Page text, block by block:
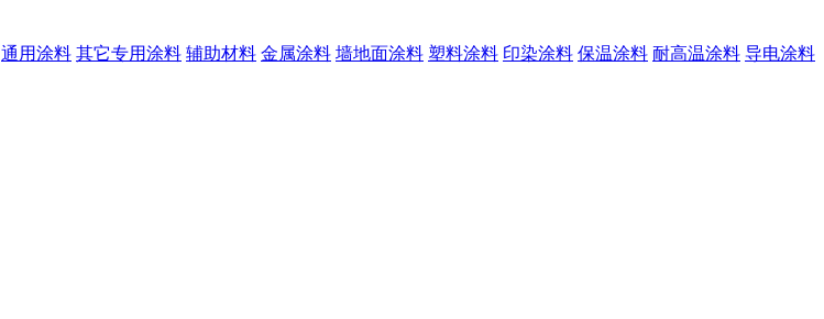
通用涂料 其它专用涂料 辅助材料 金属涂料 墙地面涂料 塑料涂料 印染涂料 保温涂料 耐高温涂料 导电涂料